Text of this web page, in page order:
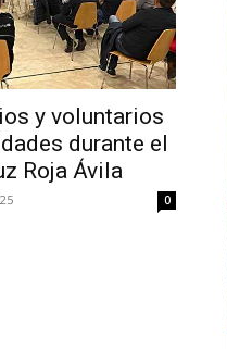
y voluntarios
durante el
Roja Ávila
0